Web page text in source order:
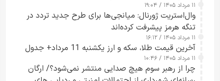
۱۱ مرداد ۱۴۰۵ / ۱۹:۰۴
وال‌استریت ژورنال: میانجی‌ها برای طرح جدید تردد در
تنگه هرمز پیشرفت کرده‌اند
۱۱ مرداد ۱۴۰۵ / ۱۶:۱۲
آخرین قیمت طلا، سکه و ارز یکشنبه 11 مرداد+ جدول
۱۱ مرداد ۱۴۰۵ / ۱۰:۴۶
چرا از رهبر سوم هیچ صدایی منتشر نمی‌شود؟/ ارگان